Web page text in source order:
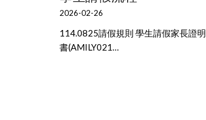
2026-02-26
114.0825請假規則 學生請假家長證明
書(AMILY021…